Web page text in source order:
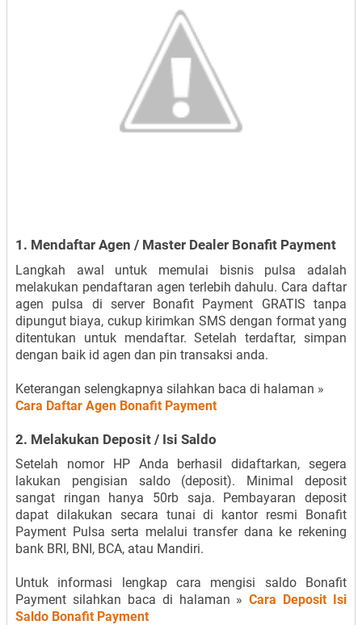
1. Mendaftar Agen / Master Dealer Bonafit Payment
Langkah awal untuk memulai bisnis pulsa adalah
melakukan pendaftaran agen terlebih dahulu. Cara daftar
agen pulsa di server Bonafit Payment GRATIS tanpa
dipungut biaya, cukup kirimkan SMS dengan format yang
ditentukan untuk mendaftar. Setelah terdaftar, simpan
dengan baik id agen dan pin transaksi anda.
Keterangan selengkapnya silahkan baca di halaman »
Cara Daftar Agen Bonafit Payment
2. Melakukan Deposit / Isi Saldo
Setelah nomor HP Anda berhasil didaftarkan, segera
lakukan pengisian saldo (deposit). Minimal deposit
sangat ringan hanya 50rb saja. Pembayaran deposit
dapat dilakukan secara tunai di kantor resmi Bonafit
Payment Pulsa serta melalui transfer dana ke rekening
bank BRI, BNI, BCA, atau Mandiri.
Untuk informasi lengkap cara mengisi saldo Bonafit
Payment silahkan baca di halaman »Cara Deposit Isi
Saldo Bonafit Payment